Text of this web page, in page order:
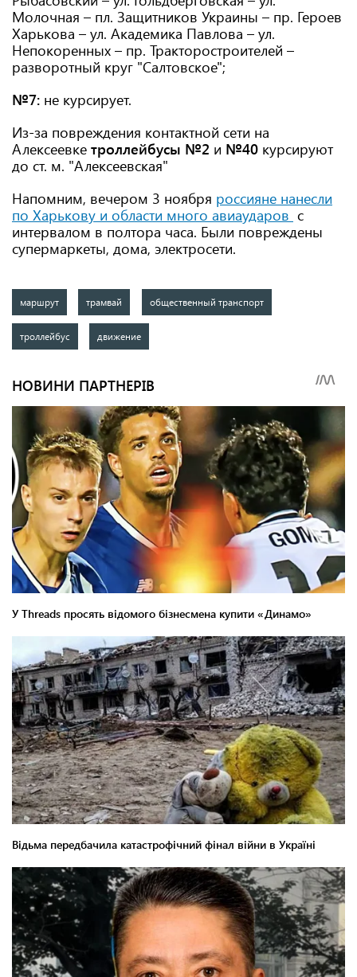
Молочная – пл. Защитников Украины – пр. Героев
Харькова – ул. Академика Павлова – ул.
Непокоренных – пр. Тракторостроителей –
разворотный круг "Салтовское";
№7: не курсирует.
Из-за повреждения контактной сети на
Алексеевке троллейбусы №2 и №40 курсируют
до ст. м. "Алексеевская"
Напомним, вечером 3 ноября россияне нанесли
по Харькову и области много авиаударов с
интервалом в полтора часа. Были повреждены
супермаркеты, дома, электросети.
маршрут трамвай общественный транспорт
троллейбус движение